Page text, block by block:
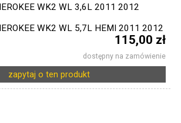
WK2 WL 3,6L 2011 2012
WK2 WL 5,7L HEMI 2011 2012
115,00 zł
dostępny na zamówienie
zapytaj o ten produkt